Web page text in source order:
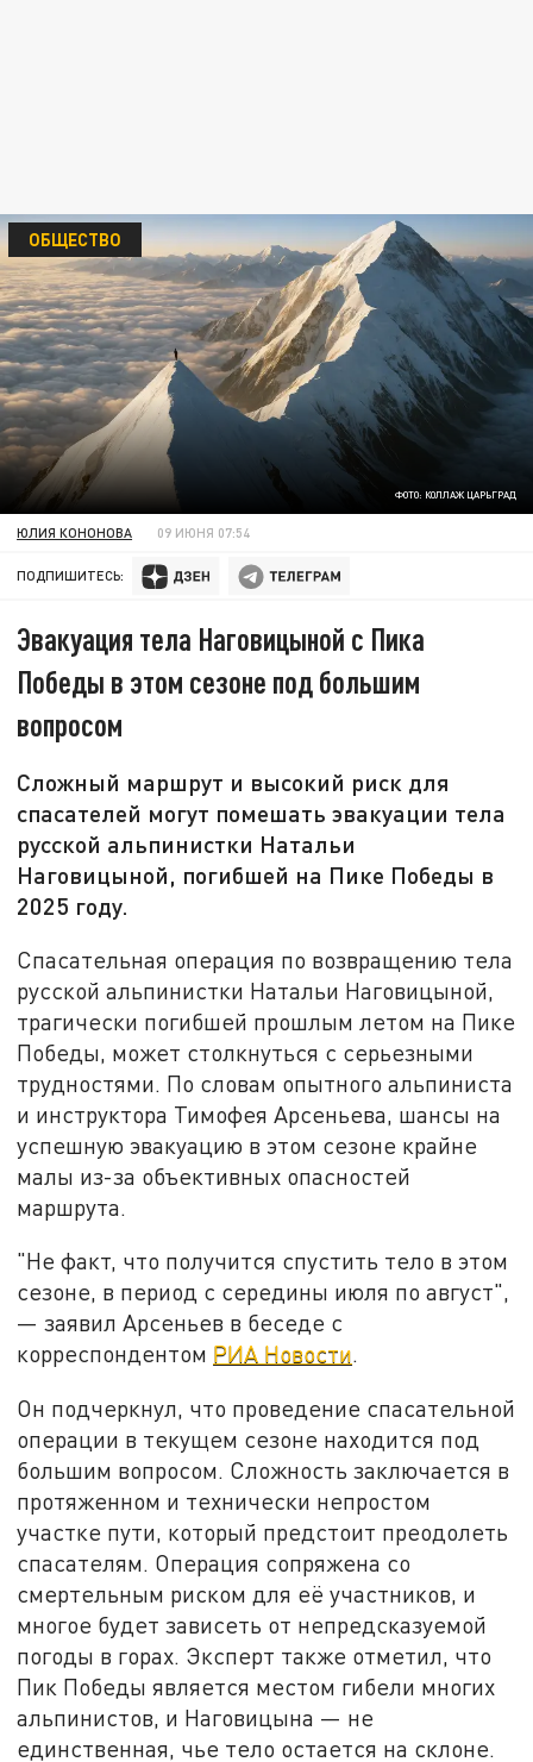
ФОТО: КОЛЛАЖ ЦАРЬГРАД
ОБЩЕСТВО
ЮЛИЯ КОНОНОВА 09 ИЮНЯ 07:54
ПОДПИШИТЕСЬ:
Эвакуация тела Наговицыной с Пика
Победы в этом сезоне под большим
вопросом
Сложный маршрут и высокий риск для
спасателей могут помешать эвакуации тела
русской альпинистки Натальи
Наговицыной, погибшей на Пике Победы в
2025 году.
Спасательная операция по возвращению тела
русской альпинистки Натальи Наговицыной,
трагически погибшей прошлым летом на Пике
Победы, может столкнуться с серьезными
трудностями. По словам опытного альпиниста
и инструктора Тимофея Арсеньева, шансы на
успешную эвакуацию в этом сезоне крайне
малы из-за объективных опасностей
маршрута.
"Не факт, что получится спустить тело в этом
сезоне, в период с середины июля по август",
— заявил Арсеньев в беседе с
корреспондентом РИА Новости.
Он подчеркнул, что проведение спасательной
операции в текущем сезоне находится под
большим вопросом. Сложность заключается в
протяженном и технически непростом
участке пути, который предстоит преодолеть
спасателям. Операция сопряжена со
смертельным риском для её участников, и
многое будет зависеть от непредсказуемой
погоды в горах. Эксперт также отметил, что
Пик Победы является местом гибели многих
альпинистов, и Наговицына — не
единственная, чье тело остается на склоне.